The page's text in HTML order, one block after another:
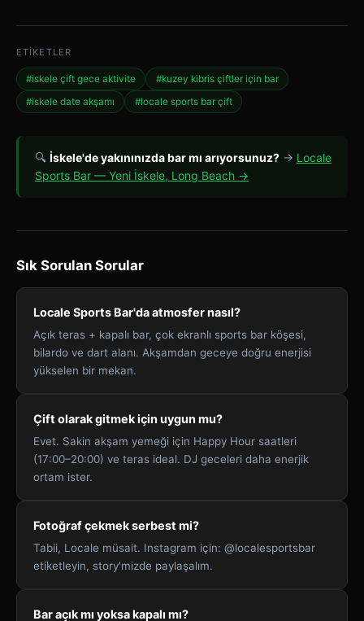
ETIKETLER
#iskele çift gece aktivite
#kuzey kibris çiftler için bar
#iskele date akşamı
#locale sports bar çift
🔍 İskele'de yakınınızda bar mı arıyorsunuz? → Locale
Sports Bar — Yeni İskele, Long Beach →
Sık Sorulan Sorular
Locale Sports Bar'da atmosfer nasıl?
Açık teras + kapalı bar, çok ekranlı sports bar köşesi,
bilardo ve dart alanı. Akşamdan geceye doğru enerjisi
yükselen bir mekan.
Çift olarak gitmek için uygun mu?
Evet. Sakin akşam yemeği için Happy Hour saatleri
(17:00–20:00) ve teras ideal. DJ geceleri daha enerjik
ortam ister.
Fotoğraf çekmek serbest mi?
Tabii, Locale müsait. Instagram için: @localesportsbar
etiketleyin, story'mizde paylaşalım.
Bar açık mı yoksa kapalı mı?